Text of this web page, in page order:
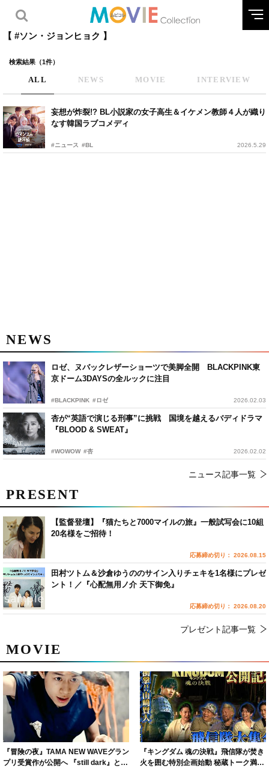
【 #ソン・ジョンヒョク 】
検索結果（1件）
ALL NEWS MOVIE INTERVIEW
妄想が炸裂!? BL小説家の女子高生＆イケメン教師４人が織り
なす韓国ラブコメディ
#ニュース #BL 2026.5.29
NEWS
ロゼ、ヌバックレザーショーツで美脚全開 BLACKPINK東
京ドーム3DAYSの全ルックに注目
#BLACKPINK #ロゼ 2026.02.03
杏が“英語で演じる刑事”に挑戦 国境を越えるバディドラマ
『BLOOD & SWEAT』
#WOWOW #杏 2026.02.02
ニュース記事一覧
MOVIE
『冒険の夜』TAMA NEW WAVEグラン
プリ受賞作が公開へ 『still dark』と同
『キングダム 魂の決戦』飛信隊が焚き
火を囲む特別企画始動 秘蔵トーク満載
PRESENT
【監督登壇】『猫たちと7000マイルの旅』一般試写会に10組
20名様をご招待！
応募締め切り： 2026.08.15
田村ツトム＆沙倉ゆうののサイン入りチェキを1名様にプレゼ
ント！／『心配無用ノ介 天下御免』
応募締め切り： 2026.08.20
プレゼント記事一覧